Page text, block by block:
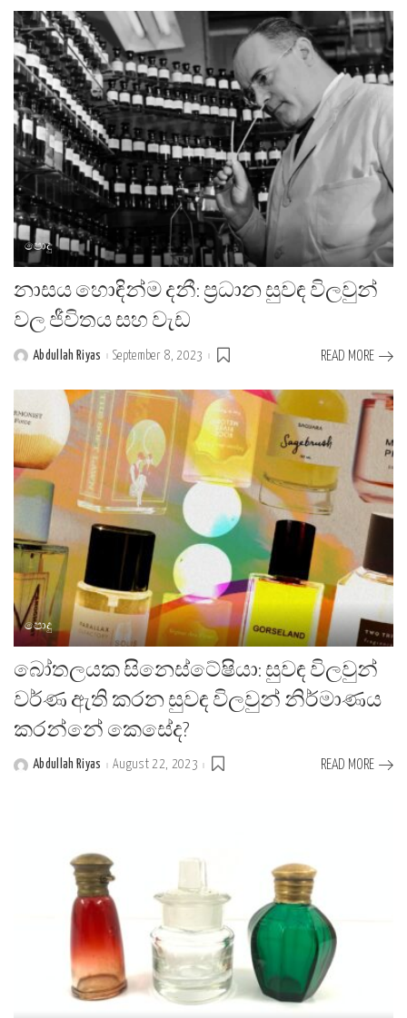
පොදු
නාසය හොඳින්ම දනී: ප්‍රධාන සුවඳ විලවුන්
වල ජීවිතය සහ වැඩ
PostedAbdullah Riyas September 8, 2023 READ MORE
පොදු
බෝතලයක සිනෙස්ටේෂියා: සුවඳ විලවුන්
වර්ණ ඇති කරන සුවඳ විලවුන් නිර්මාණය
කරන්නේ කෙසේද?
PostedAbdullah Riyas August 22, 2023 READ MORE